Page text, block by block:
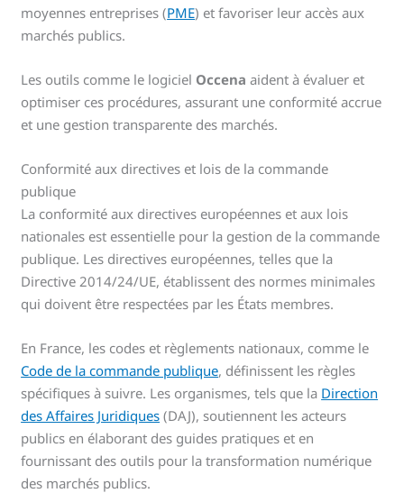
moyennes entreprises (PME) et favoriser leur accès aux
marchés publics.
Les outils comme le logiciel Occena aident à évaluer et
optimiser ces procédures, assurant une conformité accrue
et une gestion transparente des marchés.
Conformité aux directives et lois de la commande
publique
La conformité aux directives européennes et aux lois
nationales est essentielle pour la gestion de la commande
publique. Les directives européennes, telles que la
Directive 2014/24/UE, établissent des normes minimales
qui doivent être respectées par les États membres.
En France, les codes et règlements nationaux, comme le
Code de la commande publique, définissent les règles
spécifiques à suivre. Les organismes, tels que la Direction
des Affaires Juridiques (DAJ), soutiennent les acteurs
publics en élaborant des guides pratiques et en
fournissant des outils pour la transformation numérique
des marchés publics.